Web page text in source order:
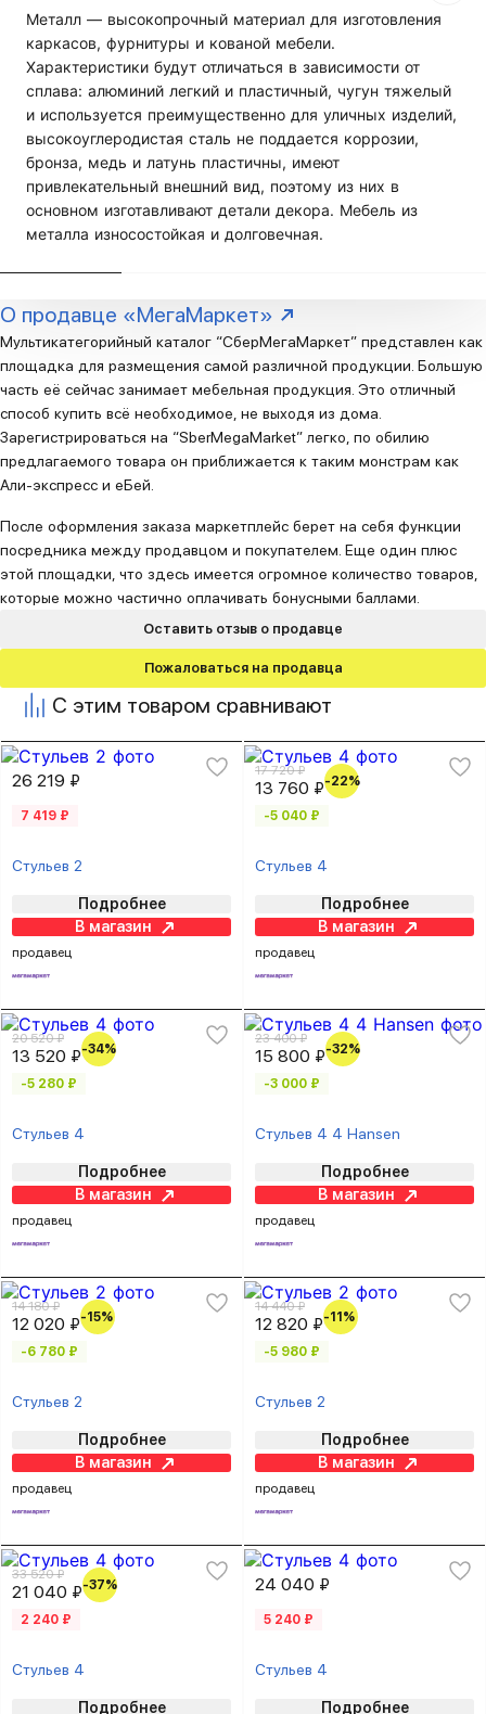
Металл — высокопрочный материал для изготовления
каркасов, фурнитуры и кованой мебели.
Характеристики будут отличаться в зависимости от
сплава: алюминий легкий и пластичный, чугун тяжелый
и используется преимущественно для уличных изделий,
высокоуглеродистая сталь не поддается коррозии,
бронза, медь и латунь пластичны, имеют
привлекательный внешний вид, поэтому из них в
основном изготавливают детали декора. Мебель из
металла износостойкая и долговечная.
О продавце «МегаМаркет»
Оставить отзыв о продавце
Пожаловаться на продавца
Мультикатегорийный каталог “СберМегаМаркет” представлен как
площадка для размещения самой различной продукции. Большую
часть её сейчас занимает мебельная продукция. Это отличный
способ купить всё необходимое, не выходя из дома.
Зарегистрироваться на “SberMegaMarket” легко, по обилию
предлагаемого товара он приближается к таким монстрам как
Али-экспресс и еБей.
После оформления заказа маркетплейс берет на себя функции
посредника между продавцом и покупателем. Еще один плюс
этой площадки, что здесь имеется огромное количество товаров,
которые можно частично оплачивать бонусными баллами.
С этим товаром сравнивают
26 219 ₽
7 419 ₽
Стульев 2
Подробнее
В магазин
продавец
17 720 ₽
13 760 ₽-22%
-5 040 ₽
Стульев 4
Подробнее
В магазин
продавец
20 520 ₽
13 520 ₽-34%
-5 280 ₽
Стульев 4
Подробнее
В магазин
продавец
23 400 ₽
15 800 ₽-32%
-3 000 ₽
Стульев 4 4 Hansen
Подробнее
В магазин
продавец
14 180 ₽
12 020 ₽-15%
-6 780 ₽
Стульев 2
Подробнее
В магазин
продавец
14 440 ₽
12 820 ₽-11%
-5 980 ₽
Стульев 2
Подробнее
В магазин
продавец
33 520 ₽
21 040 ₽-37%
2 240 ₽
Стульев 4
Подробнее
24 040 ₽
5 240 ₽
Стульев 4
Подробнее